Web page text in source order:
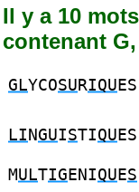
Il y a 10
contenant
GLYCOSU RIQU ES
LI NGUISTIQU ES
MULTIG ENIQU ES